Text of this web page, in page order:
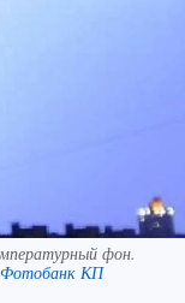
фон.
КП